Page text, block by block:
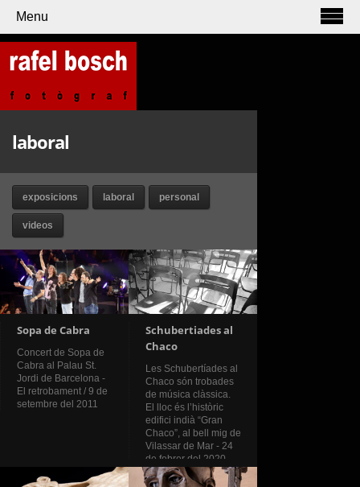
Menu
laboral
exposicions laboral personal
videos
Sopa de Cabra
Concert de Sopa de
Cabra al Palau St.
Jordi de Barcelona -
El retrobament / 9 de
setembre del 2011
Schubertiades al
Chaco
Les Schubertíades al
Chaco són trobades
de música clàssica.
El lloc és l’històric
edifici indià “Gran
Chaco”, al bell mig de
Vilassar de Mar - 24
de febrer del 2020